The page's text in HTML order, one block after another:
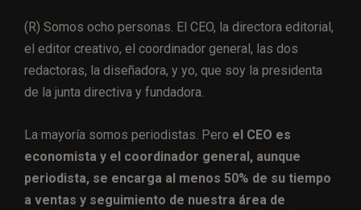
(R) Somos ocho personas. El CEO, la directora editorial,
el editor creativo, el coordinador general, las dos
redactoras, la diseñadora, y yo, que soy la presidenta
de la junta directiva y fundadora.
La mayoría somos periodistas. Pero el CEO es
economista y el coordinador general, aunque
periodista, se encarga al menos 50% de su tiempo
a ventas y seguimiento de nuestra área de